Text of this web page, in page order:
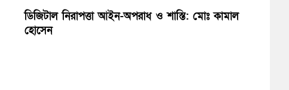
ডিজিটাল নিরাপত্তা আইন-অপরাধ ও শাস্তি: মোঃ কামাল
হোসেন